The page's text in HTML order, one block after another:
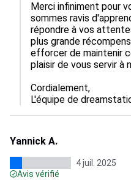
Merci infiniment pour
sommes ravis
répondre à vos
plus grande
efforcer de maintenir
plaisir de vous servir à
Cordialement,
L'équipe de
Yannick A.
4 juil. 2025
Avis vérifié